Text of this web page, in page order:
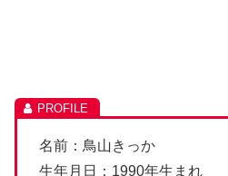
名前：鳥山きっか
生年月日：1990年生まれ